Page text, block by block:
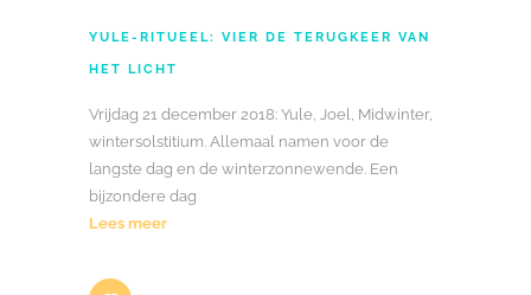
YULE-RITUEEL: VIER DE TERUGKEER VAN
HET LICHT
Vrijdag 21 december 2018: Yule, Joel, Midwinter,
wintersolstitium. Allemaal namen voor de
langste dag en de winterzonnewende. Een
bijzondere dag
Lees meer